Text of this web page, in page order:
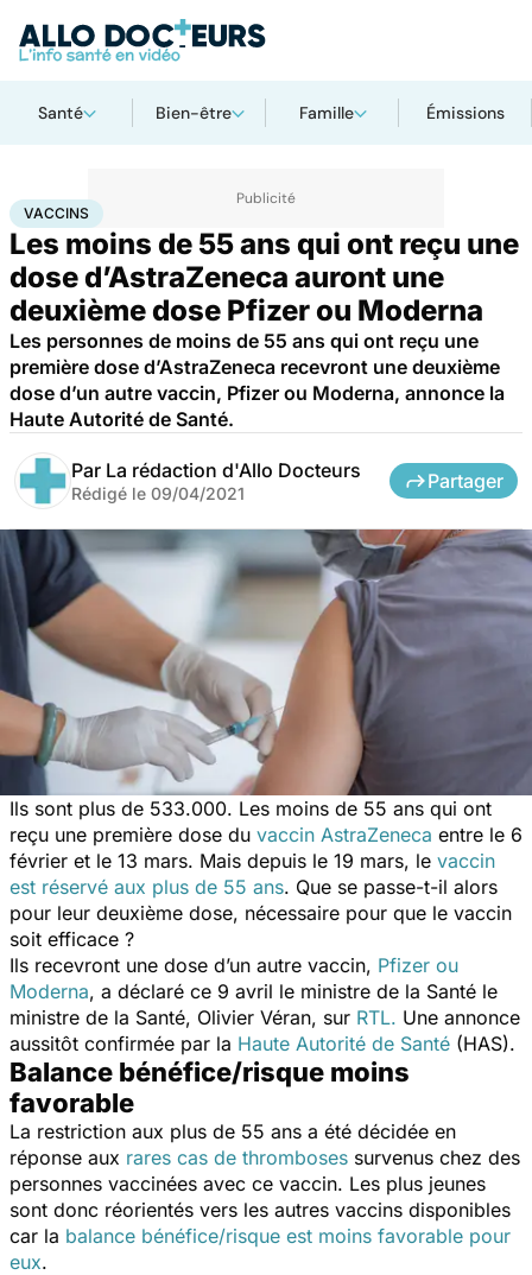
Santé Bien-être Famille Émissions
AccueilSanté Vaccins
VACCINS
Les moins de 55 ans qui ont reçu une
dose d’AstraZeneca auront une
deuxième dose Pfizer ou Moderna
Les personnes de moins de 55 ans qui ont reçu une
première dose d’AstraZeneca recevront une deuxième
dose d’un autre vaccin, Pfizer ou Moderna, annonce la
Haute Autorité de Santé.
Par La rédaction d'Allo Docteurs
Rédigé le 09/04/2021
Partager
Ils sont plus de 533.000. Les moins de 55 ans qui ont
reçu une première dose du vaccin AstraZeneca entre le 6
février et le 13 mars. Mais depuis le 19 mars, le vaccin
est réservé aux plus de 55 ans. Que se passe-t-il alors
pour leur deuxième dose, nécessaire pour que le vaccin
soit efficace ?
Ils recevront une dose d’un autre vaccin, Pfizer ou
Moderna, a déclaré ce 9 avril le ministre de la Santé le
ministre de la Santé, Olivier Véran, sur RTL. Une annonce
aussitôt confirmée par la Haute Autorité de Santé (HAS).
Balance bénéfice/risque moins
favorable
La restriction aux plus de 55 ans a été décidée en
réponse aux rares cas de thromboses survenus chez des
personnes vaccinées avec ce vaccin. Les plus jeunes
sont donc réorientés vers les autres vaccins disponibles
car la balance bénéfice/risque est moins favorable pour
eux.